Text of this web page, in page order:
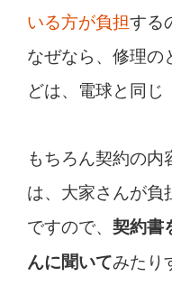
いる方が負担する
なぜなら、修理の
どは、電球と同じ
もちろん契約の
は、大家さんが負
ですので、 契約書
んに聞いてみたり